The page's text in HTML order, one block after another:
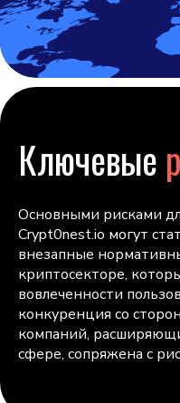
Ключевые
Основными рисками
Crypt0nest.io могут
внезапные
криптосекторе,
вовлеченности
конкуренция со
компаний,
сфере, сопряжена с